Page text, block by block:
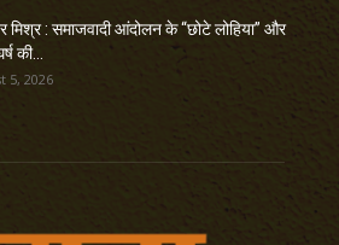
मिश्र : समाजवादी आंदोलन के “छोटे लोहिया” और
की...
5, 2026